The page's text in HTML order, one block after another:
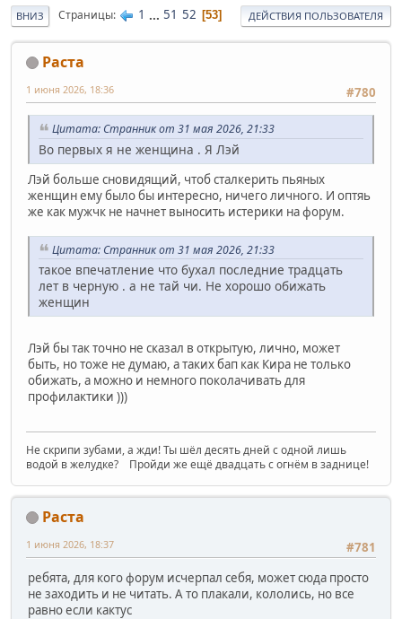
ВНИЗ Страницы 1 ... 51 52 53 ДЕЙСТВИЯ ПОЛЬЗОВАТЕЛЯ
Раста
#780
1 июня 2026, 18:36
Цитата: Странник от 31 мая 2026, 21:33
Во первых я не женщина . Я Лэй
Лэй больше сновидящий, чтоб сталкерить пьяных
женщин ему было бы интересно, ничего личного. И оптяь
же как мужчк не начнет выносить истерики на форум.
Цитата: Странник от 31 мая 2026, 21:33
такое впечатление что бухал последние традцать
лет в черную . а не тай чи. Не хорошо обижать
женщин
Лэй бы так точно не сказал в открытую, лично, может
быть, но тоже не думаю, а таких бап как Кира не только
обижать, а можно и немного поколачивать для
профилактики )))
Не скрипи зубами, а жди! Ты шёл десять дней с одной лишь
водой в желудке? Пройди же ещё двадцать с огнём в заднице!
Раста
#781
1 июня 2026, 18:37
ребята, для кого форум исчерпал себя, может сюда просто
не заходить и не читать. А то плакали, кололись, но все
равно если кактус